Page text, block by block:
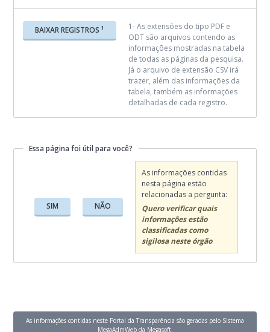
BAIXAR REGISTROS1
1- As extensões do tipo PDF e
ODT são arquivos contendo as
informações mostradas na tabela
de todas as páginas da pesquisa.
Já o arquivo de extensão CSV irá
trazer, além das informações da
tabela, também as informações
detalhadas de cada registro.
Essa página foi útil para você?
Essa página foi útil para você?
SIM NÃO
As informações contidas
nesta página estão
relacionadas a pergunta:
Quero verificar quais
informações estão
classificadas como
sigilosa neste órgão
As informações contidas neste Portal da Transparência são geradas pelo Sistema
MegaAdmWeb da Megasoft.